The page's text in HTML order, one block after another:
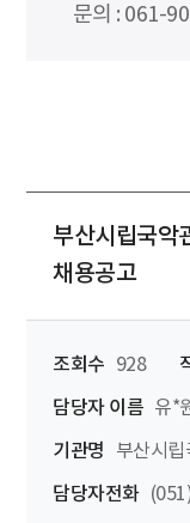
문의 : 061-
부산시립국악
채용공고
조회수 928
담당자 이름 유*
기관명
부산시
담당자전화